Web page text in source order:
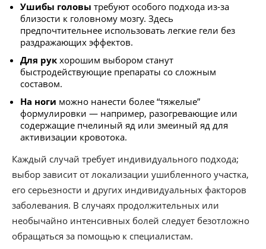
Ушибы головы требуют особого подхода из-за
близости к головному мозгу. Здесь
предпочтительнее использовать легкие гели без
раздражающих эффектов.
Для рук хорошим выбором станут
быстродействующие препараты со сложным
составом.
На ноги можно нанести более “тяжелые”
формулировки — например, разогревающие или
содержащие пчелиный яд или змеиный яд для
активизации кровотока.
Каждый случай требует индивидуального подхода;
выбор зависит от локализации ушибленного участка,
его серьезности и других индивидуальных факторов
заболевания. В случаях продолжительных или
необычайно интенсивных болей следует безотложно
обращаться за помощью к специалистам.